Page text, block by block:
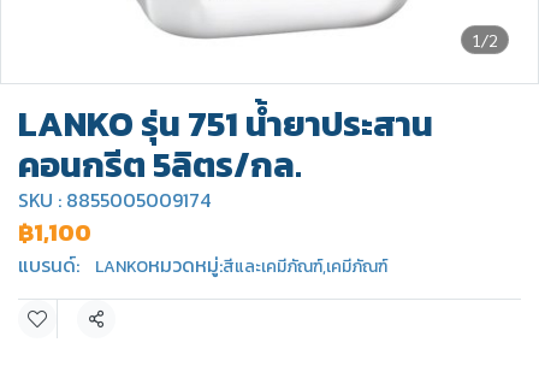
1/2
LANKO รุ่น 751 น้ำยาประสาน
คอนกรีต 5ลิตร/กล.
SKU : 8855005009174
฿1,100
แบรนด์: LANKOหมวดหมู่:สีและเคมีภัณฑ์,เคมีภัณฑ์
แชร์